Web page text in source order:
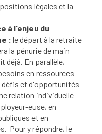
légales et la
à l'enjeu du
: le départ à la retraite
la pénurie de main
déjà. En parallèle,
en ressources
défis et d'opportunités
relation individuelle
euse, en
et en
Pour y répondre, le